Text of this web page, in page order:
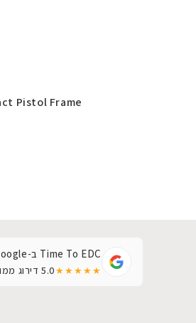
Pistol Frame
Time To EDC ב-Google
★★★★★
5.0דירוג